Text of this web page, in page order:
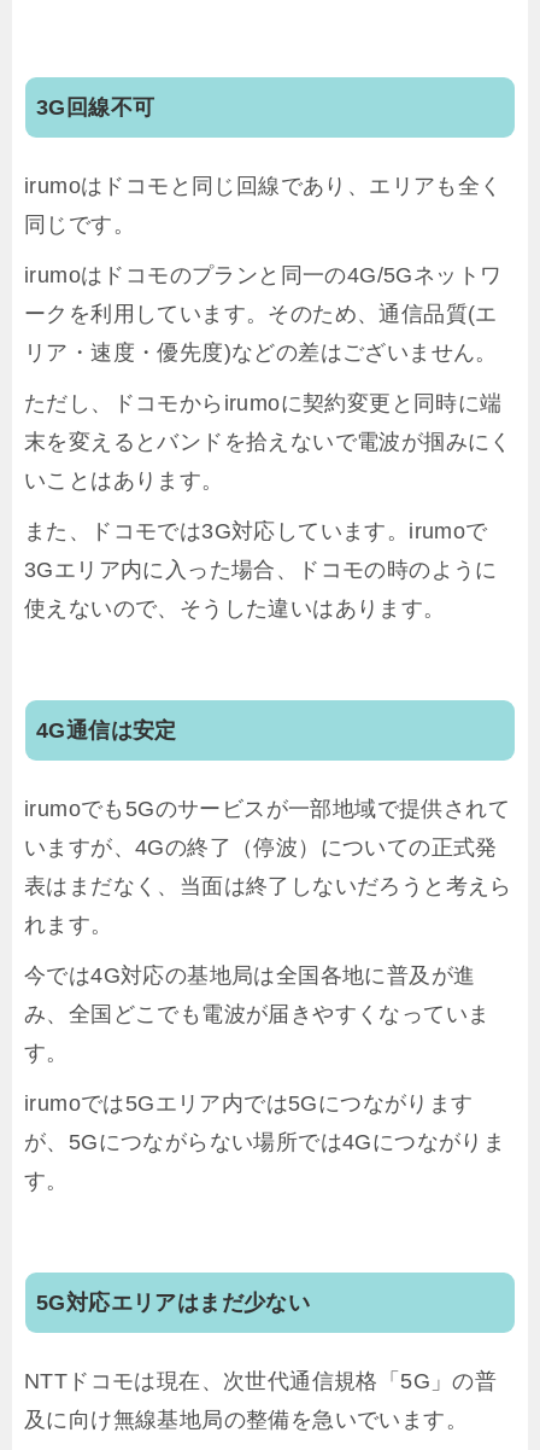
3G回線不可
irumoはドコモと同じ回線であり、エリアも全く
同じです。
irumoはドコモのプランと同一の4G/5Gネットワ
ークを利用しています。そのため、通信品質(エ
リア・速度・優先度)などの差はございません。
ただし、ドコモからirumoに契約変更と同時に端
末を変えるとバンドを拾えないで電波が掴みにく
いことはあります。
また、ドコモでは3G対応しています。irumoで
3Gエリア内に入った場合、ドコモの時のように
使えないので、そうした違いはあります。
4G通信は安定
irumoでも5Gのサービスが一部地域で提供されて
いますが、4Gの終了（停波）についての正式発
表はまだなく、当面は終了しないだろうと考えら
れます。
今では4G対応の基地局は全国各地に普及が進
み、全国どこでも電波が届きやすくなっていま
す。
irumoでは5Gエリア内では5Gにつながります
が、5Gにつながらない場所では4Gにつながりま
す。
5G対応エリアはまだ少ない
NTTドコモは現在、次世代通信規格「5G」の普
及に向け無線基地局の整備を急いでいます。